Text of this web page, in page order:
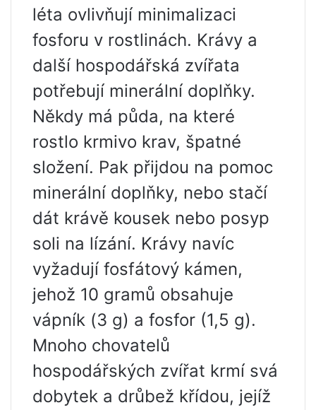
léta ovlivňují minimalizaci
fosforu v rostlinách. Krávy a
další hospodářská zvířata
potřebují minerální doplňky.
Někdy má půda, na které
rostlo krmivo krav, špatné
složení. Pak přijdou na pomoc
minerální doplňky, nebo stačí
dát krávě kousek nebo posyp
soli na lízání. Krávy navíc
vyžadují fosfátový kámen,
jehož 10 gramů obsahuje
vápník (3 g) a fosfor (1,5 g).
Mnoho chovatelů
hospodářských zvířat krmí svá
dobytek a drůbež křídou, jejíž